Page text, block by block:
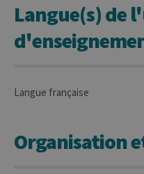
Langue(s) de
Langue française
Organisation